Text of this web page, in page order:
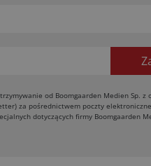
aktualny stan plantacji
TX precyzyjniejszy rozsiewacz
od Boomgaarden Medien Sp. z
za pośrednictwem poczty
dotyczących firmy Boomgaarden